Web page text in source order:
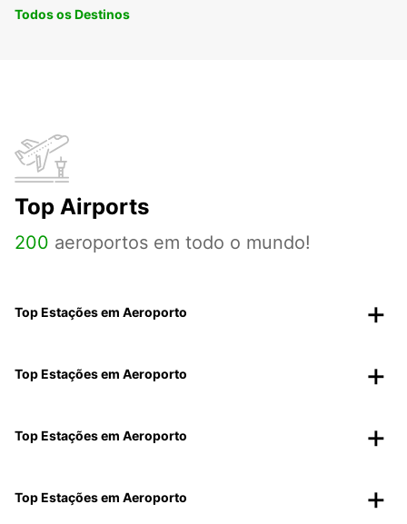
Todos os Destinos
Top Airports
200 aeroportos em todo o mundo!
Top Estações em Aeroporto
Top Estações em Aeroporto
Top Estações em Aeroporto
Top Estações em Aeroporto